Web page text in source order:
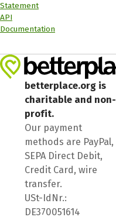
Statement
API
Documentation
betterplace.org is
charitable and non-
profit.
Our payment
methods are PayPal,
SEPA Direct Debit,
Credit Card, wire
transfer.
USt-IdNr.:
DE370051614